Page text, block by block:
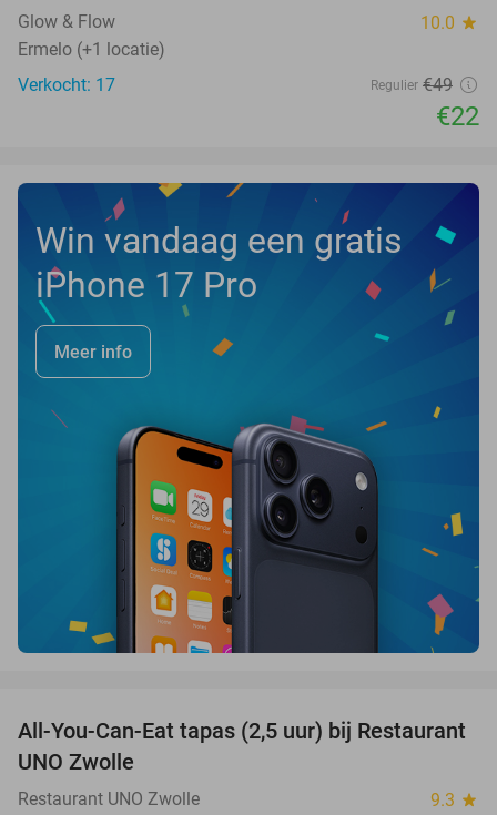
Glow & Flow 10.0 star
Ermelo (+1 locatie)
Verkocht: 17
Regulier €49
€22
Win vandaag een gratis
iPhone 17 Pro
Meer info
21%
All-You-Can-Eat tapas (2,5 uur) bij Restaurant
UNO Zwolle
Restaurant UNO Zwolle 9.3 star